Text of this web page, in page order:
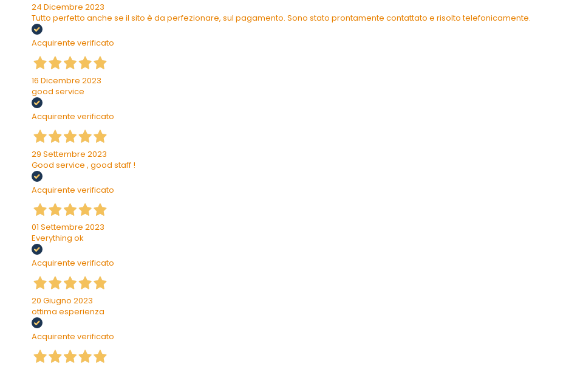
24 Dicembre 2023
Tutto perfetto anche se il sito è da perfezionare, sul pagamento. Sono stato prontamente contattato e risolto telefonicamente.
Acquirente verificato
16 Dicembre 2023
good service
Acquirente verificato
29 Settembre 2023
Good service , good staff !
Acquirente verificato
01 Settembre 2023
Everything ok
Acquirente verificato
20 Giugno 2023
ottima esperienza
Acquirente verificato